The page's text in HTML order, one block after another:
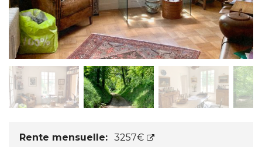
Rente mensuelle: 3257€